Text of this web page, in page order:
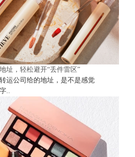
址，轻松避开“丢件雷区”
运公司给的地址，是不是感觉
..